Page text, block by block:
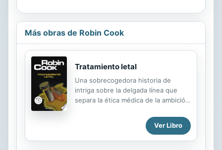
Más obras de Robin Cook
Tratamiento letal
Una sobrecogedora historia de
intriga sobre la delgada línea que
separa la ética médica de la ambición
Angela Wilson creen haber alcanzado
el sueño de su vida: trabajan en un
moderno complejo hospitalario y
Ver Libro